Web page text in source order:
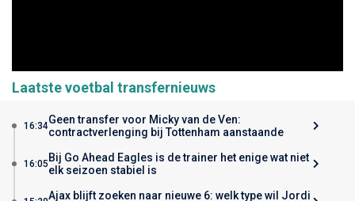
Laatste voetbal transfernieuws
16:34Geen transfer voor Micky van de Ven:
contractverlenging bij Tottenham aanstaande
16:05 Bij Go Ahead Eagles is de trainer het enige wat niet
elk seizoen stabiel is
Ajax blijft zoeken naar nieuwe 6: welk type wil Jordi